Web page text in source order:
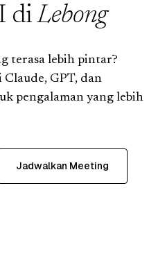
diLebong
terasa lebih pintar?
GPT, dan
pengalaman yang lebih
Jadwalkan Meeting